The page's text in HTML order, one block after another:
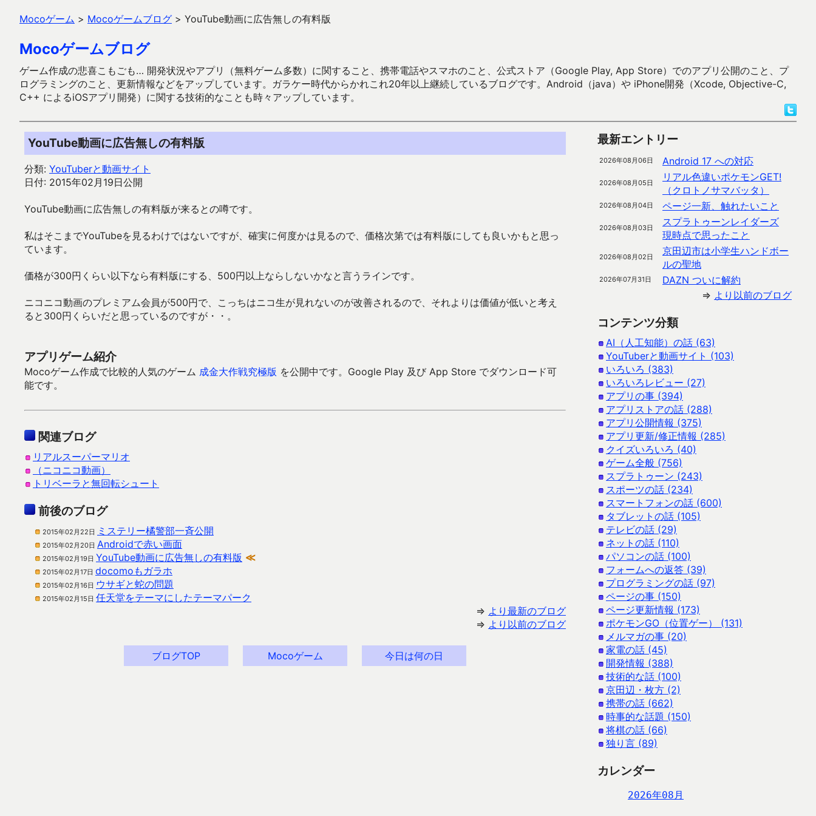
Mocoゲーム > Mocoゲームブログ > YouTube動画に広告無しの有料版
Mocoゲームブログ
ゲーム作成の悲喜こもごも… 開発状況やアプリ（無料ゲーム多数）に関すること、携帯電話やスマホのこと、公式ストア（Google Play, App Store）でのアプリ公開のこと、プ
ログラミングのこと、更新情報などをアップしています。ガラケー時代からかれこれ20年以上継続しているブログです。Android（java）や iPhone開発（Xcode, Objective-C,
C++ によるiOSアプリ開発）に関する技術的なことも時々アップしています。
YouTube動画に広告無しの有料版
分類: YouTuberと動画サイト
日付: 2015年02月19日公開
YouTube動画に広告無しの有料版が来るとの噂です。
私はそこまでYouTubeを見るわけではないですが、確実に何度かは見るので、価格次第では有料版にしても良いかもと思っ
ています。
価格が300円くらい以下なら有料版にする、500円以上ならしないかなと言うラインです。
ニコニコ動画のプレミアム会員が500円で、こっちはニコ生が見れないのが改善されるので、それよりは価値が低いと考え
ると300円くらいだと思っているのですが・・。
アプリゲーム紹介
Mocoゲーム作成で比較的人気のゲーム 成金大作戦究極版 を公開中です。Google Play 及び App Store でダウンロード可
能です。
関連ブログ
リアルスーパーマリオ
（ニコニコ動画）
トリベーラと無回転シュート
前後のブログ
2015年02月22日 ミステリー橘警部一斉公開
2015年02月20日 Androidで赤い画面
2015年02月19日 YouTube動画に広告無しの有料版 ≪
2015年02月17日 docomoもガラホ
2015年02月16日 ウサギと蛇の問題
2015年02月15日 任天堂をテーマにしたテーマパーク
⇒ より最新のブログ
⇒ より以前のブログ
ブログTOP Mocoゲーム 今日は何の日
最新エントリー
2026年08月06日 Android 17 への対応
2026年08月05日
リアル色違いポケモンGET!
（クロトノサマバッタ）
2026年08月04日 ページ一新、触れたいこと
2026年08月03日
スプラトゥーンレイダーズ
現時点で思ったこと
2026年08月02日
京田辺市は小学生ハンドボー
ルの聖地
2026年07月31日
DAZN ついに解約
⇒ より以前のブログ
コンテンツ分類
AI（人工知能）の話 (63)
YouTuberと動画サイト (103)
いろいろ (383)
いろいろレビュー (27)
アプリの事 (394)
アプリストアの話 (288)
アプリ公開情報 (375)
アプリ更新/修正情報 (285)
クイズいろいろ (40)
ゲーム全般 (756)
スプラトゥーン (243)
スポーツの話 (234)
スマートフォンの話 (600)
タブレットの話 (105)
テレビの話 (29)
ネットの話 (110)
パソコンの話 (100)
フォームへの返答 (39)
プログラミングの話 (97)
ページの事 (150)
ページ更新情報 (173)
ポケモンGO（位置ゲー） (131)
メルマガの事 (20)
家電の話 (45)
開発情報 (388)
技術的な話 (100)
京田辺・枚方 (2)
携帯の話 (662)
時事的な話題 (150)
将棋の話 (66)
独り言 (89)
カレンダー
2026年08月